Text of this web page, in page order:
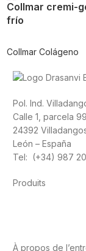
Collmar cremi-
frío
Collmar Colágeno
Pol. Ind.
Calle 1, parcela 99
24392
León – España
Tel: (+34) 987
Produits
À propos de